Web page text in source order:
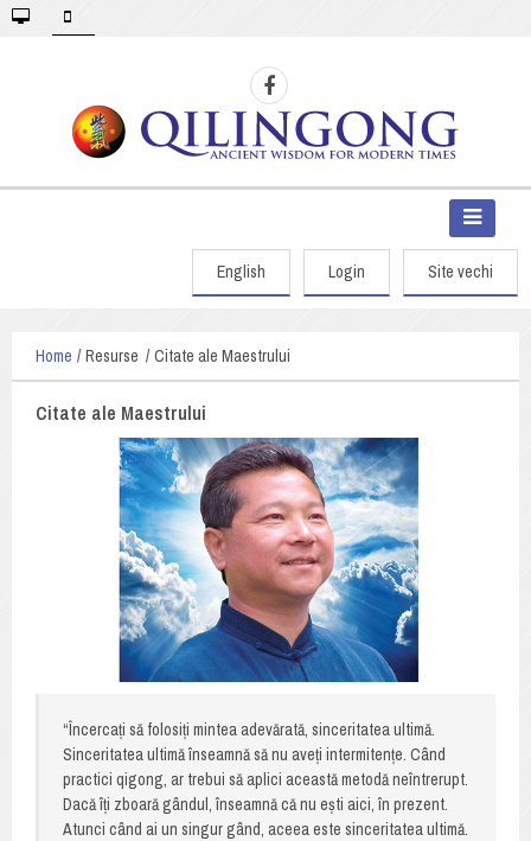
English Login Site vechi
Home Resurse Citate ale Maestrului
Citate ale Maestrului
“Încercați să folosiți mintea adevărată, sinceritatea ultimă.
Sinceritatea ultimă înseamnă să nu aveți intermitențe. Când
practici qigong, ar trebui să aplici această metodă neîntrerupt.
Dacă îți zboară gândul, înseamnă că nu ești aici, în prezent.
Atunci când ai un singur gând, aceea este sinceritatea ultimă.